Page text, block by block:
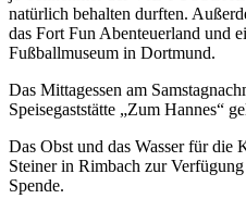
natürlich behalten durften.
das Fort Fun Abenteuerland und
Fußballmuseum in Dortmund.
Das Mittagessen am
Speisegaststätte „Zum Hannes“
Das Obst und das Wasser für
Steiner in Rimbach zur
Spende.